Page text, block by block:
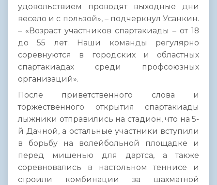
удовольствием проводят выходные дни
весело и с пользой», – подчеркнул Усанкин.
– «Возраст участников спартакиады – от 18
до 55 лет. Наши команды регулярно
соревнуются в городских и областных
спартакиадах среди профсоюзных
организаций».
После приветственного слова и
торжественного открытия спартакиады
лыжники отправились на стадион, что на 5-
й Дачной, а остальные участники вступили
в борьбу на волейбольной площадке и
перед мишенью для дартса, а также
соревновались в настольном теннисе и
строили комбинации за шахматной